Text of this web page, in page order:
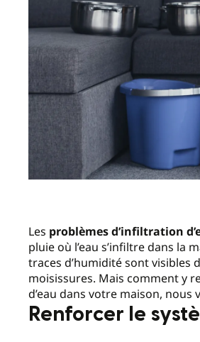
Les problèmes d’infiltration
pluie où l’eau s’infiltre dans la
traces d’humidité sont visibles
moisissures. Mais comment y
d’eau dans votre maison,
Renforcer le